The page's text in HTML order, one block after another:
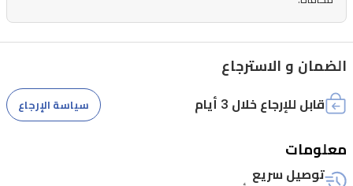
القلادة
مختلف
المناسبات،
سواء
كانت
الضمان و الاسترجاع
قابل للإرجاع خلال 3 أيام سياسة الإرجاع
معلومات
توصيل سريع